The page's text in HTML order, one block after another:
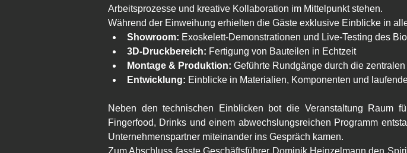
Arbeitsprozesse und kreative Kollaboration im Mittelpunkt stehen.
Während der Einweihung erhielten die Gäste exklusive Einblicke in
Showroom: Exoskelett-Demonstrationen und Live-Testing des
3D-Druckbereich: Fertigung von Bauteilen in Echtzeit
Montage & Produktion: Geführte Rundgänge durch die
Entwicklung: Einblicke in Materialien, Komponenten und
Neben den technischen Einblicken bot die Veranstaltung Raum
Fingerfood, Drinks und einem abwechslungsreichen Programm
Unternehmenspartner miteinander ins Gespräch kamen.
Zum Abschluss fasste Geschäftsführer Dominik Heinzelmann den